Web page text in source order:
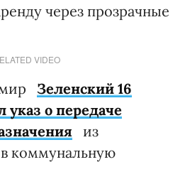
через прозрачные
VIDEO
Зеленский 16
указ о передаче
из
коммунальную